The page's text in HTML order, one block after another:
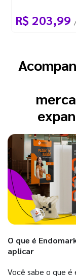
R$ 203,99
O que é
aplicar
Você sabe o que